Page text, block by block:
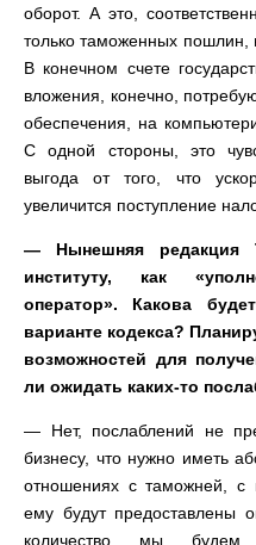
оборот. А это,
только таможенных пошлин,
В конечном счете
вложения, конечно,
обеспечения, на
С одной стороны, это
выгода от того, что
увеличится поступление
— Нынешняя редакция
институту, как
оператор». Какова
варианте кодекса?
возможностей для
ли ожидать каких-то
— Нет, послаблений не
бизнесу, что нужно иметь
отношениях с таможней, с
ему будут предоставлены
количество мы